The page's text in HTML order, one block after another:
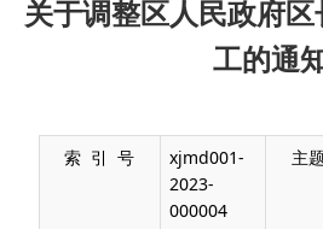
关于调整区人民政府
工的通
索 引 号
xjmd001-
2023-
000004
主